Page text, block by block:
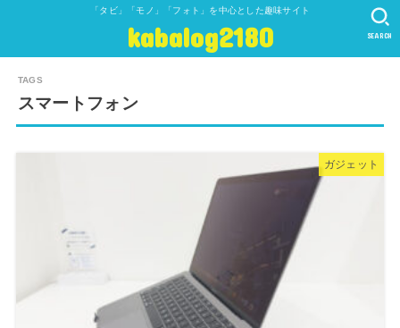
「タビ」「モノ」「フォト」を中心とした趣味サイト
kabalog2180 SEARCH
スマートフォン
ガジェット